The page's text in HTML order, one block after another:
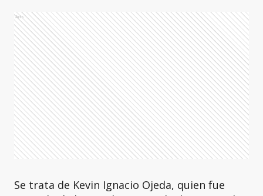
Ads
Se trata de Kevin Ignacio Ojeda, quien fue